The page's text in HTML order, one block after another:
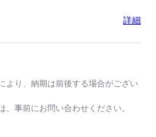
詳細
より、納期は前後する場合がござい
、事前にお問い合わせください。